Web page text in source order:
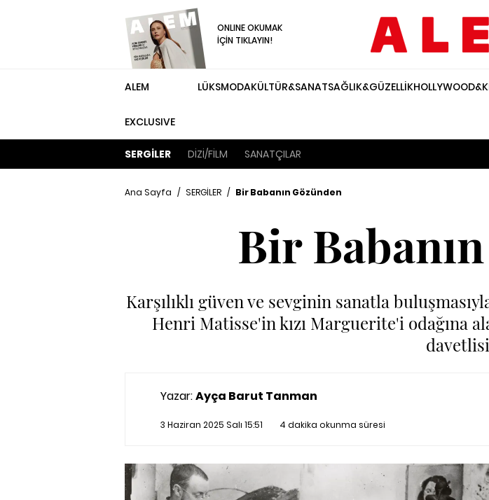
ONLINE OKUMAK
İÇİN TIKLAYIN!
ALEM
EXCLUSIVE
LÜKSMODAKÜLTÜR&SANATSAĞLIK&GÜZELLİK
SERGİLER DİZİ/FİLM SANATÇILAR
Ana Sayfa / SERGİLER / Bir Babanın Gözünden
Bir
Karşılıklı güven ve sevginin sanatla
Henri Matisse'in kızı Marguerite'i odağına
Yazar:Ayça Barut Tanman
3 Haziran 2025 Salı 15:51 4 dakika okunma süresi